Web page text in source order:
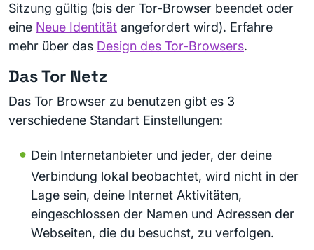
Sitzung gültig (bis der Tor-Browser beendet oder
eine Neue Identität angefordert wird). Erfahre
mehr über das Design des Tor-Browsers.
Das Tor Netz
Das Tor Browser zu benutzen gibt es 3
verschiedene Standart Einstellungen:
Dein Internetanbieter und jeder, der deine
Verbindung lokal beobachtet, wird nicht in der
Lage sein, deine Internet Aktivitäten,
eingeschlossen der Namen und Adressen der
Webseiten, die du besuchst, zu verfolgen.